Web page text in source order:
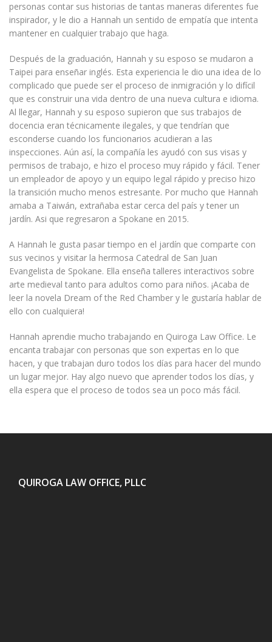
personas contar sus historias de tantas maneras diferentes fue
inspirador, y le dio a Hannah un sentido de empatía que intenta
mantener en cualquier trabajo que haga.
Después de la graduación, Hannah y su esposo se mudaron a
Taipei para enseñar inglés. Esta experiencia le dio una idea de lo
complicado que puede ser el proceso de inmigración y lo difícil
que es construir una vida dentro de una nueva cultura e idioma.
Al llegar, Hannah y su esposo supieron que sus trabajos de
docencia eran técnicamente ilegales, y que tendrían que
esconderse cuando los funcionarios acudieran a las
inspecciones. Aún así, la compañía les ayudó con sus visas y
permisos de trabajo, e hizo el proceso muy rápido y fácil. Tener
un empleador de apoyo y un equipo legal rápido y preciso hizo
la transición mucho menos estresante. Por mucho que Hannah
amaba a Taiwán, extrañaba estar cerca del país y tener un
jardín. Asi que regresaron a Spokane en 2015.
A Hannah le gusta pasar tiempo en el jardín que comparte con
sus vecinos y visitar la hermosa Catedral de San Juan
Evangelista de Spokane. Ella enseña talleres interactivos sobre
arte medieval tanto para adultos como para niños. ¡Acaba de
leer la novela Dream of the Red Chamber y le gustaría hablar de
ello con cualquiera!
Hannah aprendie mucho trabajando en Quiroga Law Office. Le
encanta trabajar con personas que son expertas en lo que
hacen, y que trabajan duro todos los días para hacer del mundo
un lugar mejor. Hay algo nuevo que aprender todos los días, y
ella espera que el proceso de todos sea un poco más fácil.
QUIROGA LAW OFFICE, PLLC